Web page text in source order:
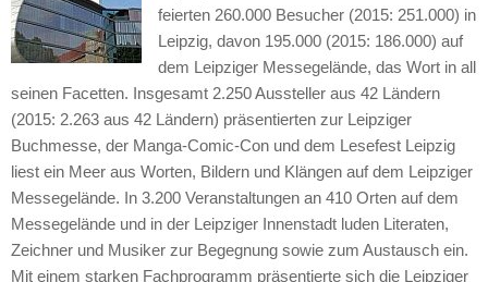
feierten 260.000 Besucher (2015: 251.000) in
Leipzig, davon 195.000 (2015: 186.000) auf
dem Leipziger Messegelände, das Wort in all
seinen Facetten. Insgesamt 2.250 Aussteller aus 42 Ländern
(2015: 2.263 aus 42 Ländern) präsentierten zur Leipziger
Buchmesse, der Manga-Comic-Con und dem Lesefest Leipzig
liest ein Meer aus Worten, Bildern und Klängen auf dem Leipziger
Messegelände. In 3.200 Veranstaltungen an 410 Orten auf dem
Messegelände und in der Leipziger Innenstadt luden Literaten,
Zeichner und Musiker zur Begegnung sowie zum Austausch ein.
Mit einem starken Fachprogramm präsentierte sich die Leipziger